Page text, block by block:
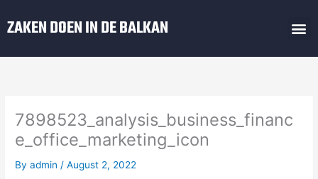
toZAKEN DOEN IN DE BALKAN
7898523_analysis_business_financ
e_office_marketing_icon
Byadmin /August 2, 2022